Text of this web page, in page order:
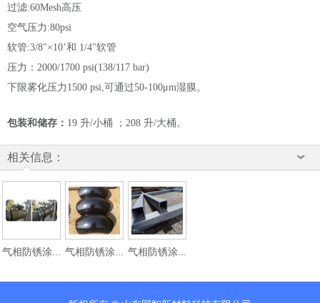
过滤:60Mesh高压
空气压力:80psi
软管:3/8"×10’和 1/4"软管
压力：2000/1700 psi(138/117 bar)
下限雾化压力1500 psi,可通过50-100μm湿膜。
包装和储存： 19 升/小桶 ；208 升/大桶。
相关信息：
气相防锈涂... 气相防锈涂... 气相防锈涂...